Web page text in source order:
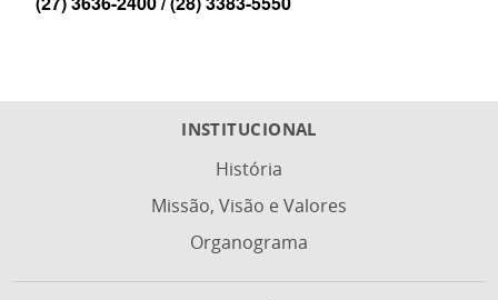
INSTITUCIONAL
História
Missão, Visão e Valores
Organograma